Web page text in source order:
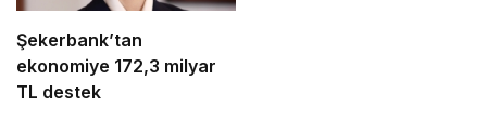
Şekerbank’tan
ekonomiye 172,3 milyar
TL destek